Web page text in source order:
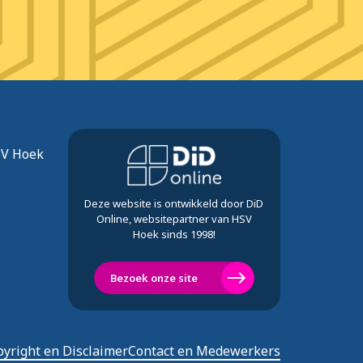
Hoek
Deze website is ontwikkeld door DiD
Online, websitepartner van HSV
Hoek sinds 1998!
Bezoek onze site
en DisclaimerContact en Medewerkers